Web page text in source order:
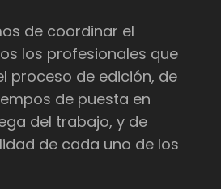
de coordinar el
los profesionales que
proceso de edición, de
de puesta en
del trabajo, y de
de cada uno de los